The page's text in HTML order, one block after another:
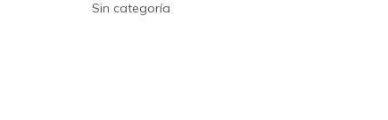
Sin categoría